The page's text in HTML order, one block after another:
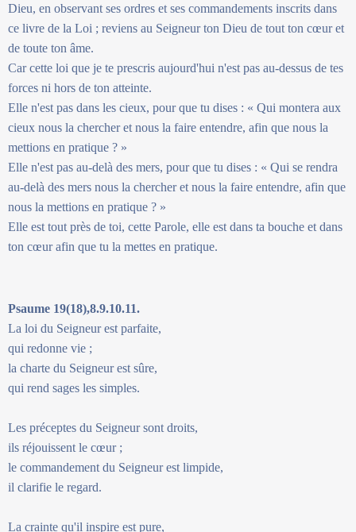
Dieu, en observant ses ordres et ses commandements inscrits dans
ce livre de la Loi ; reviens au Seigneur ton Dieu de tout ton cœur et
de toute ton âme.
Car cette loi que je te prescris aujourd'hui n'est pas au-dessus de tes
forces ni hors de ton atteinte.
Elle n'est pas dans les cieux, pour que tu dises : « Qui montera aux
cieux nous la chercher et nous la faire entendre, afin que nous la
mettions en pratique ? »
Elle n'est pas au-delà des mers, pour que tu dises : « Qui se rendra
au-delà des mers nous la chercher et nous la faire entendre, afin que
nous la mettions en pratique ? »
Elle est tout près de toi, cette Parole, elle est dans ta bouche et dans
ton cœur afin que tu la mettes en pratique.
Psaume 19(18),8.9.10.11.
La loi du Seigneur est parfaite,
qui redonne vie ;
la charte du Seigneur est sûre,
qui rend sages les simples.
Les préceptes du Seigneur sont droits,
ils réjouissent le cœur ;
le commandement du Seigneur est limpide,
il clarifie le regard.
La crainte qu'il inspire est pure,